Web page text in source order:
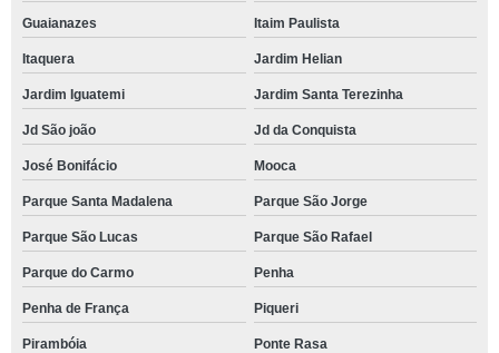
Guaianazes Itaim Paulista
Itaquera Jardim Helian
Jardim Iguatemi Jardim Santa Terezinha
Jd São joão Jd da Conquista
José Bonifácio Mooca
Parque Santa Madalena Parque São Jorge
Parque São Lucas Parque São Rafael
Parque do Carmo Penha
Penha de França Piqueri
Pirambóia Ponte Rasa